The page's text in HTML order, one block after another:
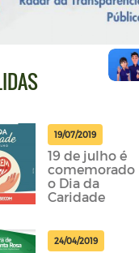
19/07/2019
19 de julho é
comemorado
o Dia da
Caridade
24/04/2019